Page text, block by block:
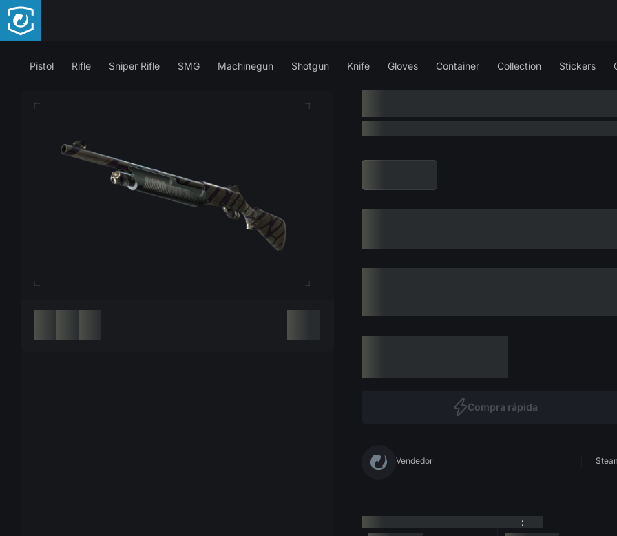
Pistol Rifle Sniper Rifle SMG Machinegun Shotgun Knife Gloves Container Collection Stickers
Compra rápida
Vendedor
: